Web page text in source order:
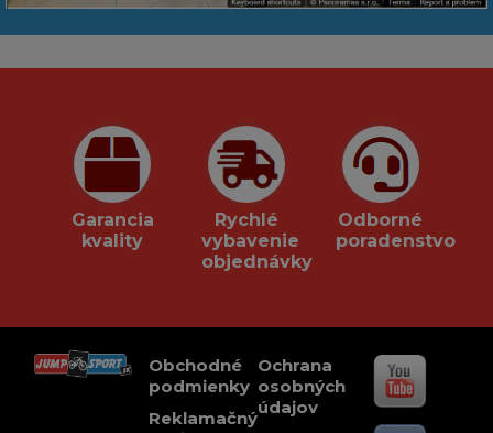
Garancia
kvality
Rychlé
vybavenie
objednávky
Odborné
poradenstvo
Obchodné
podmienky
Reklamačný
Ochrana
osobných
údajov